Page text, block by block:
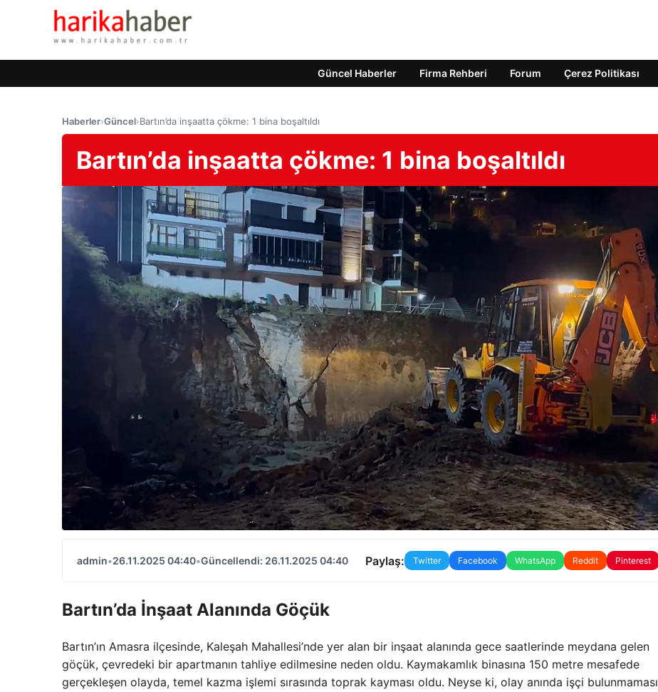
Güncel Haberler Firma Rehberi Forum Çerez Politikası
Haberler›Güncel›Bartın’da inşaatta çökme: 1 bina boşaltıldı
Bartın’da inşaatta çökme: 1 bina boşaltıldı
admin•26.11.2025 04:40•Güncellendi: 26.11.2025 04:40 Paylaş: Twitter Facebook WhatsApp Reddit Pinterest
Bartın’da İnşaat Alanında Göçük
Bartın’ın Amasra ilçesinde, Kaleşah Mahallesi’nde yer alan bir inşaat alanında gece saatlerinde meydana gelen
göçük, çevredeki bir apartmanın tahliye edilmesine neden oldu. Kaymakamlık binasına 150 metre mesafede
gerçekleşen olayda, temel kazma işlemi sırasında toprak kayması oldu. Neyse ki, olay anında işçi bulunmaması